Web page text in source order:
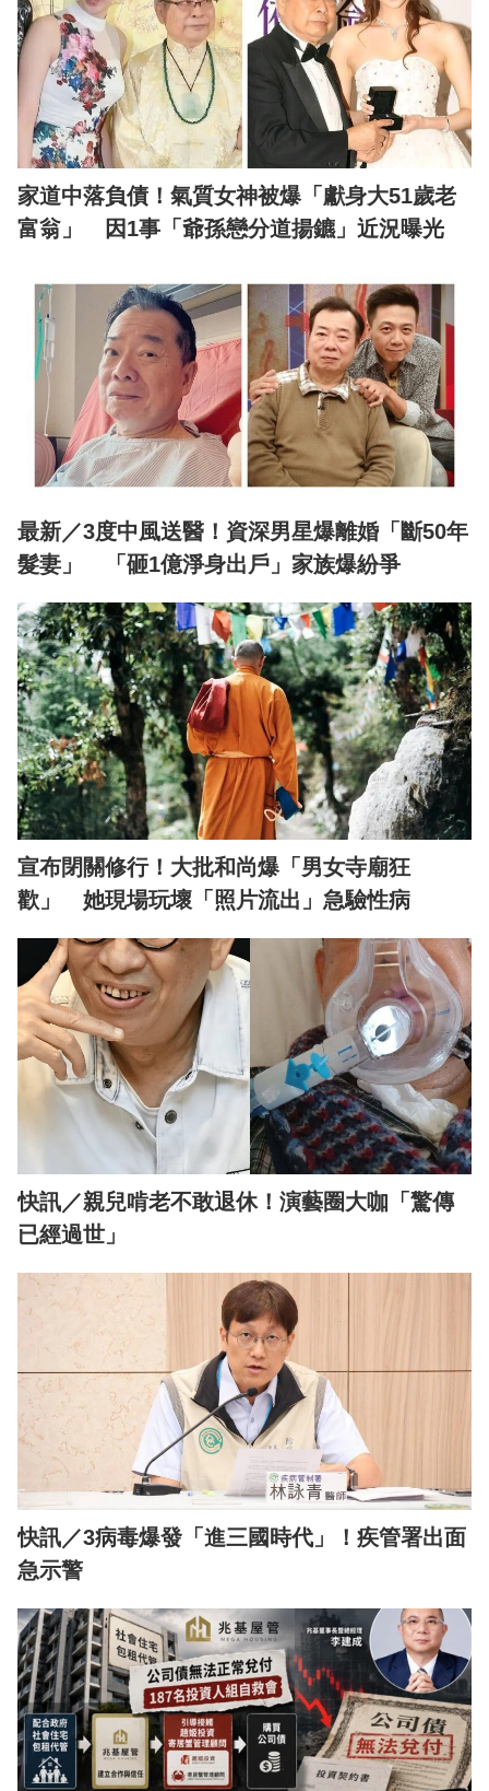
家道中落負債！氣質女神被爆「獻身大51歲老
富翁」 因1事「爺孫戀分道揚鑣」近況曝光
最新／3度中風送醫！資深男星爆離婚「斷50年
髮妻」 「砸1億淨身出戶」家族爆紛爭
宣布閉關修行！大批和尚爆「男女寺廟狂
歡」 她現場玩壞「照片流出」急驗性病
快訊／親兒啃老不敢退休！演藝圈大咖「驚傳
已經過世」
快訊／3病毒爆發「進三國時代」！疾管署出面
急示警